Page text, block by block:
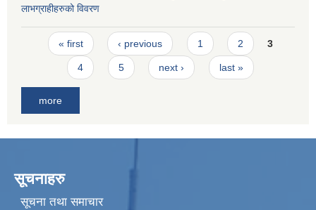
लाभग्राहीहरुको विवरण
Pages
« first ‹ previous 1 2 3
4 5 next › last »
more
सूचनाहरु
सूचना तथा समाचार